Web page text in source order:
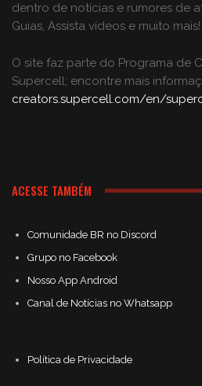
dentro de notícias e rumores de
Guias, Assista vídeos e muito mais!
O site faz parte do Programa de
Supercell; encontre mais
creators.supercell.com/en/
ACESSE TAMBÉM
Comunidade BR no Discord
Grupo no Facebook
Nosso App Android
Canal de Notícias no Whatsapp
Política de Privacidade